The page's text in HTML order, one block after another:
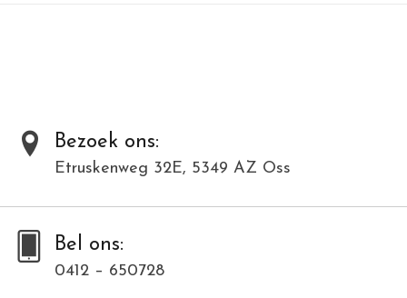
Bezoek ons:
Etruskenweg 32E, 5349 AZ Oss
Bel ons:
0412 – 650728